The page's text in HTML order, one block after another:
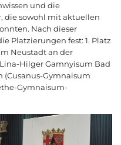
und die
die sowohl mit aktuellen
Nach dieser
Platzierungen fest: 1. Platz
Neustadt an der
Hilger Gamnyisum Bad
(Cusanus-Gymnaisum
Gymnaisum-